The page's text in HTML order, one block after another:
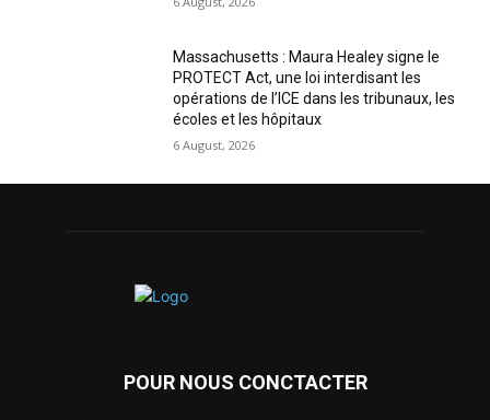
Massachusetts : Maura Healey signe le
PROTECT Act, une loi interdisant les
opérations de l’ICE dans les tribunaux, les
écoles et les hôpitaux
6 August, 2026
POUR NOUS CONCTACTER